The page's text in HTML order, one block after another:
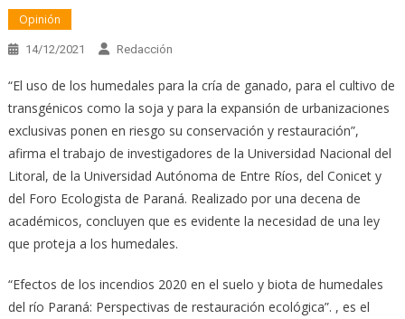
Opinión
14/12/2021 Redacción
“El uso de los humedales para la cría de ganado, para el cultivo de
transgénicos como la soja y para la expansión de urbanizaciones
exclusivas ponen en riesgo su conservación y restauración”,
afirma el trabajo de investigadores de la Universidad Nacional del
Litoral, de la Universidad Autónoma de Entre Ríos, del Conicet y
del Foro Ecologista de Paraná. Realizado por una decena de
académicos, concluyen que es evidente la necesidad de una ley
que proteja a los humedales.
“Efectos de los incendios 2020 en el suelo y biota de humedales
del río Paraná: Perspectivas de restauración ecológica”. , es el